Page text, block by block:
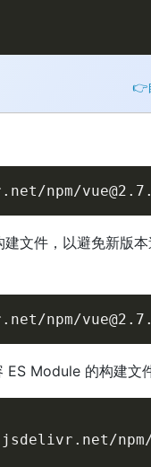
👉
npm/
文件，以避免新版
npm/
Module 的构建文
npm/